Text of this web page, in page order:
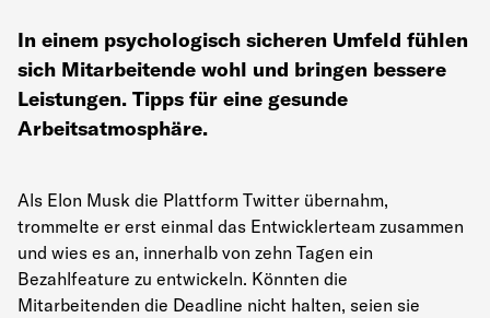
In einem psychologisch sicheren Umfeld fühlen
sich Mitarbeitende wohl und bringen bessere
Leistungen. Tipps für eine gesunde
Arbeitsatmosphäre.
Als Elon Musk die Plattform Twitter übernahm,
trommelte er erst einmal das Entwicklerteam zusammen
und wies es an, innerhalb von zehn Tagen ein
Bezahlfeature zu entwickeln. Könnten die
Mitarbeitenden die Deadline nicht halten, seien sie